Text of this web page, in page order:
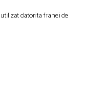
datorita franei de